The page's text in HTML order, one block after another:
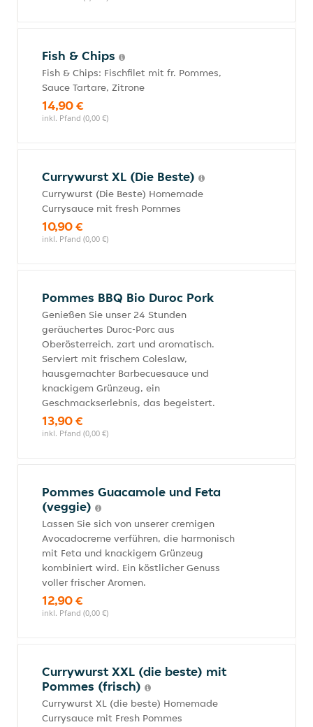
Fish & Chips
Fish & Chips: Fischfilet mit fr. Pommes,
Sauce Tartare, Zitrone
14,90 €
inkl. Pfand (0,00 €)
Currywurst XL (Die Beste)
Currywurst (Die Beste) Homemade
Currysauce mit fresh Pommes
10,90 €
inkl. Pfand (0,00 €)
Pommes BBQ Bio Duroc Pork
Genießen Sie unser 24 Stunden
geräuchertes Duroc-Porc aus
Oberösterreich, zart und aromatisch.
Serviert mit frischem Coleslaw,
hausgemachter Barbecuesauce und
knackigem Grünzeug, ein
Geschmackserlebnis, das begeistert.
13,90 €
inkl. Pfand (0,00 €)
Pommes Guacamole und Feta
(veggie)
Lassen Sie sich von unserer cremigen
Avocadocreme verführen, die harmonisch
mit Feta und knackigem Grünzeug
kombiniert wird. Ein köstlicher Genuss
voller frischer Aromen.
12,90 €
inkl. Pfand (0,00 €)
Currywurst XXL (die beste) mit
Pommes (frisch)
Currywurst XL (die beste) Homemade
Currysauce mit Fresh Pommes